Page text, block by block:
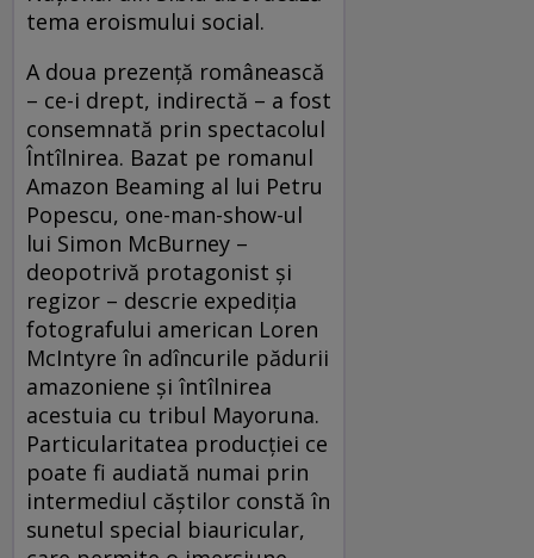
tema eroismului social.
A doua prezenţă românească
– ce-i drept, indirectă – a fost
consemnată prin spectacolul
Întîlnirea. Bazat pe romanul
Amazon Beaming al lui Petru
Popescu, one-man-show-ul
lui Simon McBurney –
deopotrivă protagonist și
regizor – descrie expediţia
fotografului american Loren
McIntyre în adîncurile pădurii
amazoniene și întîlnirea
acestuia cu tribul Mayoruna.
Particularitatea producţiei ce
poate fi audiată numai prin
intermediul căștilor constă în
sunetul special biauricular,